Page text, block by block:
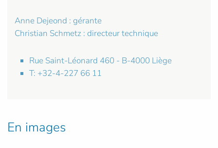
Anne Dejeond : gérante
Christian Schmetz : directeur technique
Rue Saint-Léonard 460 - B-4000 Liège
T: +32-4-227 66 11
En images